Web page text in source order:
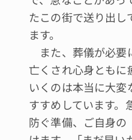
たこの街で送り出し
ます。
また、葬儀が必要
亡くされ心身ともに
いくのは本当に大
すすめしています。
防ぐ準備、ご自身の